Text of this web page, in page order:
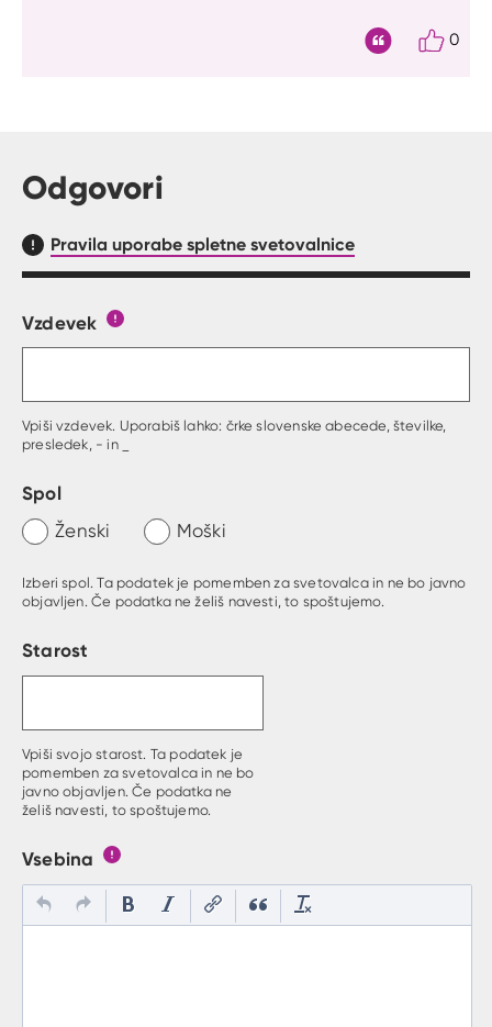
0
Odgovori
Pravila uporabe spletne svetovalnice
Obrazec, kjer lahko zastaviš vprašanje
Vzdevek
Vpiši vzdevek. Uporabiš lahko: črke slovenske abecede, številke,
presledek, - in _
Spol
Ženski Moški
Izberi spol. Ta podatek je pomemben za svetovalca in ne bo javno
objavljen. Če podatka ne želiš navesti, to spoštujemo.
Starost
Vpiši svojo starost. Ta podatek je
pomemben za svetovalca in ne bo
javno objavljen. Če podatka ne
želiš navesti, to spoštujemo.
Vsebina